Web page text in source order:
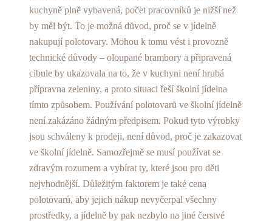
kuchyně plně vybavená, počet pracovníků je nižší než
by měl být. To je možná důvod, proč se v jídelně
nakupují polotovary. Mohou k tomu vést i provozně
technické důvody – oloupané brambory a připravená
cibule by ukazovala na to, že v kuchyni není hrubá
přípravna zeleniny, a proto situaci řeší školní jídelna
tímto způsobem. Používání polotovarů ve školní jídelně
není zakázáno žádným předpisem. Pokud tyto výrobky
jsou schváleny k prodeji, není důvod, proč je zakazovat
ve školní jídelně. Samozřejmě se musí používat se
zdravým rozumem a vybírat ty, které jsou pro děti
nejvhodnější. Důležitým faktorem je také cena
polotovarů, aby jejich nákup nevyčerpal všechny
prostředky, a jídelně by pak nezbylo na jiné čerstvé